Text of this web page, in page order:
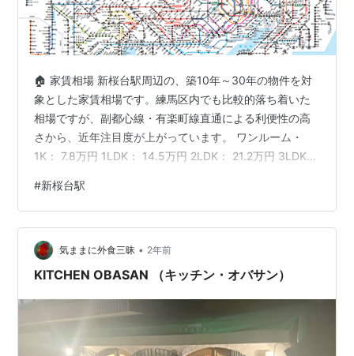
🏠 家賃相場 新桜台駅周辺の、築10年～30年の物件を対
象とした家賃相場です。練馬区内でも比較的落ち着いた
相場ですが、副都心線・有楽町線直通による利便性の高
さから、近年注目度が上がっています。 ワンルーム・
1K： 7.8万円 1LDK： 14.5万円 2LDK： 21.2万円 3LDK：
（2026年3月時点の市場公開データを基に算出） [PR] 新
桜台駅 徒歩10分以内の中古マンション一覧（Yahoo!不動
産） 🚃 鉄道情報 西武有楽町線の駅ですが、東京メトロ
有楽町線・副都心線と相互直通運転を行っているため、
池袋、新宿…
#新桜台駅
気ままに外食三昧 • 2年前
KITCHEN OBASAN （キッチン・オバサン）